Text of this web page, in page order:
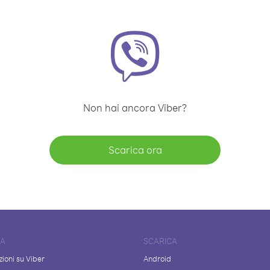
Non hai ancora Viber?
Scarica ora
su Viber
SCARICA
Android